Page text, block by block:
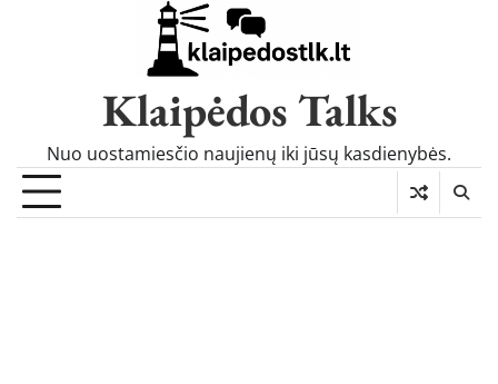
Klaipėdos Talks
Nuo uostamiesčio naujienų iki jūsų kasdienybės.